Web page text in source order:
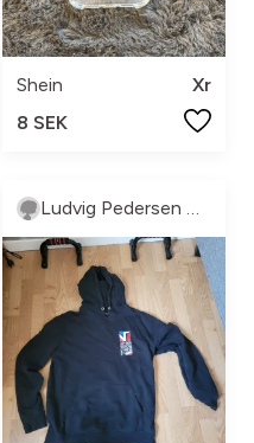
Shein
Xr
8 SEK
Ludvig Pedersen Andersson